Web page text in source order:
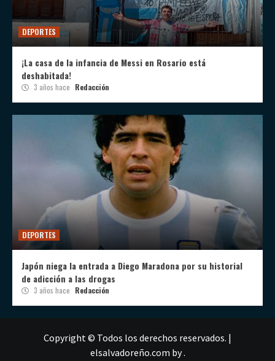
DEPORTES
¡La casa de la infancia de Messi en Rosario está
deshabitada!
3 años hace Redacción
DEPORTES
Japón niega la entrada a Diego Maradona por su historial
de adicción a las drogas
3 años hace Redacción
Copyright © Todos los derechos reservados. |
elsalvadoreño.com by .